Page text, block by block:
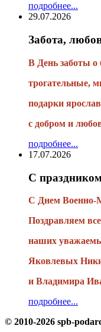
подробнее...
29.07.2026
Забота,
В День заботы о
трогательные,
подарки
с добром и
подробнее...
17.07.2026
С
С Днем Военно-
Поздравляем
наших
Яковлевых
и Владимира
подробнее...
© 2010-2026 spb-